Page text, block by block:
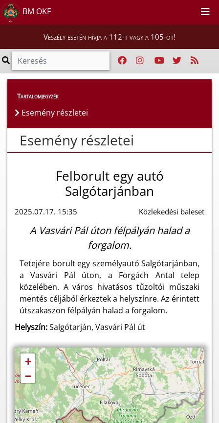
BM OKF
Veszély esetén hívja a 112-t vagy a 105-öt!
Esemény részletei
Tartalomjegyzék
Esemény részletei
Esemény részletei
Felborult egy autó
Salgótarjánban
2025.07.17. 15:35 Közlekedési baleset
A Vasvári Pál úton félpályán halad a
forgalom.
Tetejére borult egy személyautó Salgótarjánban,
a Vasvári Pál úton, a Forgách Antal telep
közelében. A város hivatásos tűzoltói műszaki
mentés céljából érkeztek a helyszínre. Az érintett
útszakaszon félpályán halad a forgalom.
Helyszín:Salgótarján, Vasvári Pál út
+
−